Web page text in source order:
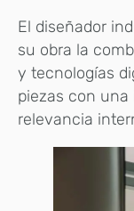
El diseñador
su obra la
y tecnologías
piezas con
relevancia